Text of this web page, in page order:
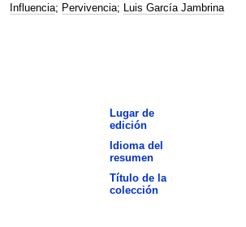
Influencia; Pervivencia; Luis García Jambrina
Lugar de
edición
Idioma del
resumen
Título de la
colección